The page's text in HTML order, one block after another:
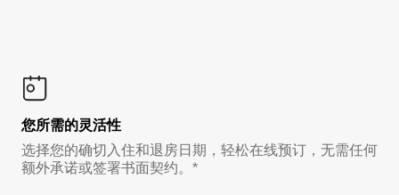
您所需的灵活性
选择您的确切入住和退房日期，轻松在线预订，无需任何
额外承诺或签署书面契约。*